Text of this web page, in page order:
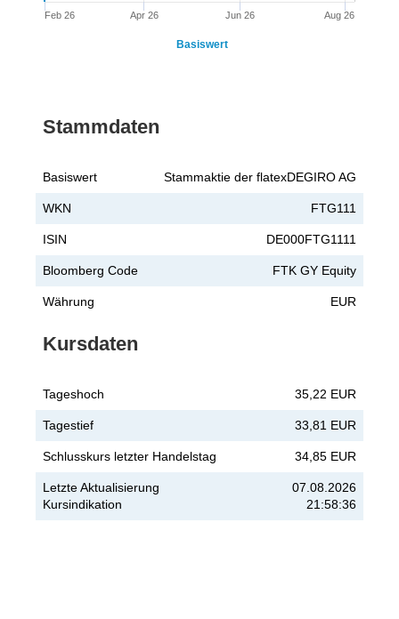
Feb 26 Apr 26 Jun 26 Aug 26
Basiswert
Stammdaten
Basiswert Stammaktie der flatexDEGIRO AG
WKN FTG111
ISIN DE000FTG1111
Bloomberg Code FTK GY Equity
Währung EUR
Kursdaten
Tageshoch 35,22 EUR
Tagestief 33,81 EUR
Schlusskurs letzter Handelstag 34,85 EUR
Letzte Aktualisierung
Kursindikation
07.08.2026
21:58:36